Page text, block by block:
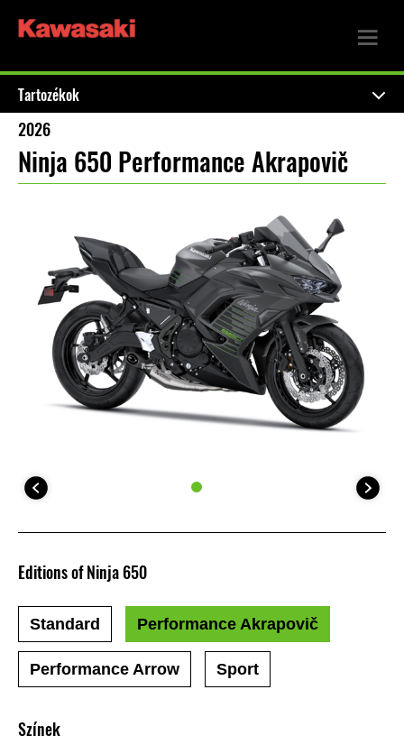
Tartozékok
2026
Ninja 650 Performance Akrapovič
Színek
Editions of Ninja 650
Standard Performance Akrapovič
Performance Arrow Sport